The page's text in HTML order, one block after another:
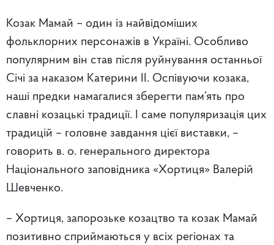
Козак Мамай – один із найвідоміших
фольклорних персонажів в Україні. Особливо
популярним він став після руйнування останньої
Січі за наказом Катерини ІІ. Оспівуючи козака,
наші предки намагалися зберегти пам’ять про
славні козацькі традиції. І саме популяризація цих
традицій – головне завдання цієї виставки, –
говорить в. о. генерального директора
Національного заповідника «Хортиця» Валерій
Шевченко.
– Хортиця, запорозьке козацтво та козак Мамай
позитивно сприймаються у всіх регіонах та